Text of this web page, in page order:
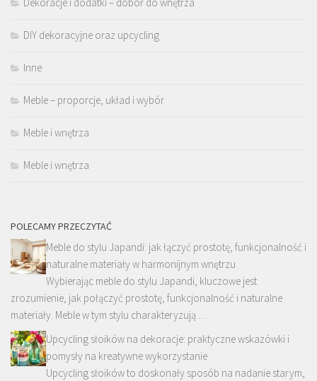
DIY dekoracyjne oraz upcycling
Inne
Meble – proporcje, układ i wybór
Meble i wnętrza
Meble i wnętrza
POLECAMY PRZECZYTAĆ
Meble do stylu Japandi: jak łączyć prostotę, funkcjonalność i
naturalne materiały w harmonijnym wnętrzu
Wybierając meble do stylu Japandi, kluczowe jest
zrozumienie, jak połączyć prostotę, funkcjonalność i naturalne
materiały. Meble w tym stylu charakteryzują …
Upcycling słoików na dekoracje: praktyczne wskazówki i
pomysły na kreatywne wykorzystanie
Upcycling słoików to doskonały sposób na nadanie starym,